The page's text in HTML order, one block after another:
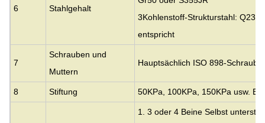
6 Stahlgehalt
3Kohlenstoff-Strukturstahl:
entspricht
7
Schrauben und
Muttern
Hauptsächlich ISO 898-
8 Stiftung 50KPa, 100KPa, 150KPa usw.
1. 3 oder 4 Beine Selbst